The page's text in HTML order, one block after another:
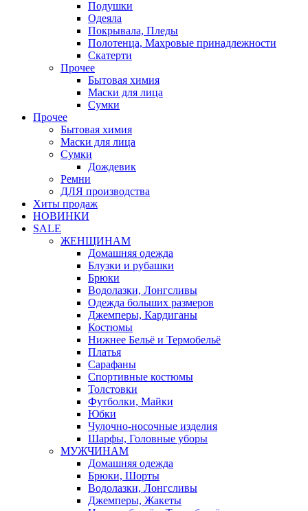
Подушки
Одеяла
Покрывала, Пледы
Полотенца, Махровые принадлежности
Скатерти
Прочее
Бытовая химия
Маски для лица
Сумки
Прочее
Бытовая химия
Маски для лица
Сумки
Дождевик
Ремни
ДЛЯ производства
Хиты продаж
НОВИНКИ
SALE
ЖЕНЩИНАМ
Домашняя одежда
Блузки и рубашки
Брюки
Водолазки, Лонгсливы
Одежда больших размеров
Джемперы, Кардиганы
Костюмы
Нижнее Бельё и Термобельё
Платья
Сарафаны
Спортивные костюмы
Толстовки
Футболки, Майки
Юбки
Чулочно-носочные изделия
Шарфы, Головные уборы
МУЖЧИНАМ
Домашняя одежда
Брюки, Шорты
Водолазки, Лонгсливы
Джемперы, Жакеты